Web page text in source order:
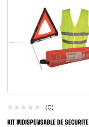
(0)
KIT INDISPENSABLE DE SECURITE